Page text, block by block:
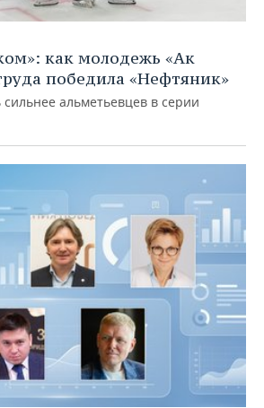
как молодежь «Ак
победила «Нефтяник»
альметьевцев в серии